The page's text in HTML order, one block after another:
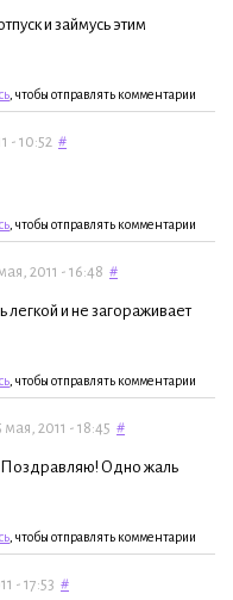
и займусь этим
, чтобы отправлять комментарии
- 10:52 #
, чтобы отправлять комментарии
2011 - 16:48 #
легкой и не загораживает
, чтобы отправлять комментарии
мая, 2011 - 18:45 #
Поздравляю! Одно жаль
, чтобы отправлять комментарии
- 17:53 #